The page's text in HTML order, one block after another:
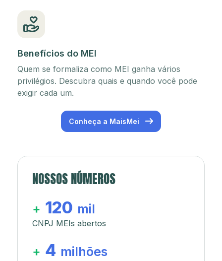
Benefícios do MEI
Quem se formaliza como MEI ganha vários
privilégios. Descubra quais e quando você pode
exigir cada um.
Conheça a MaisMei
NOSSOS NÚMEROS
+ 120 mil
CNPJ MEIs abertos
+ 4 milhões